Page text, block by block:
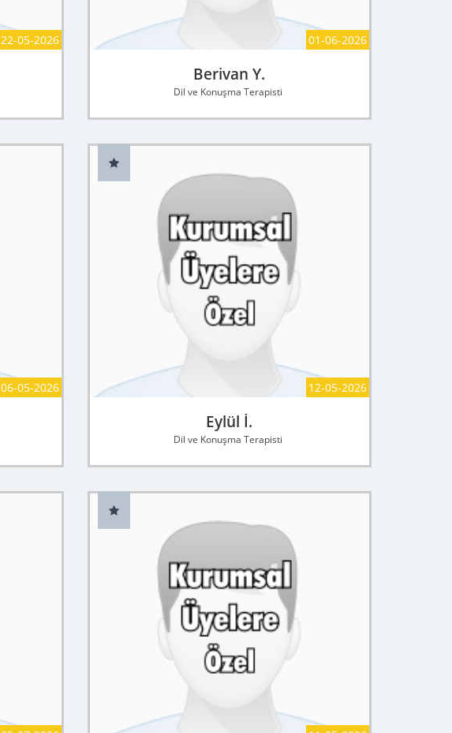
22-05-2026 01-06-2026
Berivan Y.
Dil ve Konuşma Terapisti
06-05-2026 12-05-2026
Eylül İ.
Dil ve Konuşma Terapisti